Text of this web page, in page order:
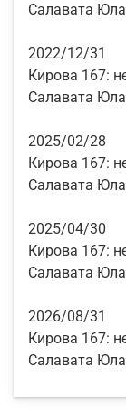
Салавата
2022/12/31
Кирова 167:
Салавата
2025/02/28
Кирова 167:
Салавата
2025/04/30
Кирова 167:
Салавата
2026/08/31
Кирова 167:
Салавата